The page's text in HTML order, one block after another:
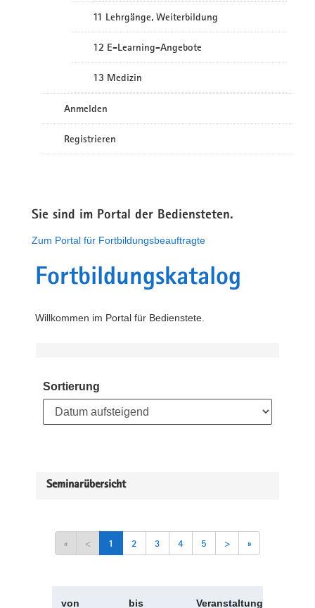
11 Lehrgänge, Weiterbildung
12 E-Learning-Angebote
13 Medizin
Anmelden
Registrieren
Sie sind im Portal der Bediensteten.
Zum Portal für Fortbildungsbeauftragte
Fortbildungskatalog
Willkommen im Portal für Bedienstete.
Sortierung
Seminarübersicht
« < 1 2 3 4 5 > »
von bis Veranstaltungskürzel